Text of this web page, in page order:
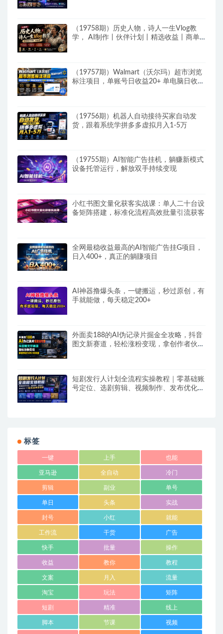
（19758期）历史人物，诗人一生Vlog教
学， AI制作丨伙伴计划丨精选收益丨商单
（19757期）Walmart（沃尔玛）超市浏览
标注项目，单账号日收益20+ 单电脑日收益
（19756期）机器人自动接待买家自动发
货，跟着系统学拼多多虚拟月入1-5万
（19755期）AI智能广告挂机，躺赚新模式
设备托管运行，解放双手持续变现
小红书图文量化获客实战课：单人二十台设
备矩阵搭建，标准化流程高效批量引流获客
全网最稳收益最高的AI智能广告挂G项目，
日入400+，真正的躺賺项目
AI神器撸爆头条，一键搬运，秒过原创，有
手就能做，每天稳定200+
外面卖188的AI伪记录片掘金全攻略，抖音
图文新赛道，轻松涨粉变现，拿创作者伙伴
短剧发行人计划全流程实操教程｜零基础账
号定位、选剧剪辑、视频制作、发布优化一
标签
一键 上手 也能
亚马逊 全自动 冷门
剪辑 副业 单号
单日 头条 实战
封号 小红 就能
工作流 干货 广告
快手 批量 操作
收益 教你 教程
文案 月入 流量
淘宝 玩法 矩阵
短剧 精准 线上
脚本 节课 视频